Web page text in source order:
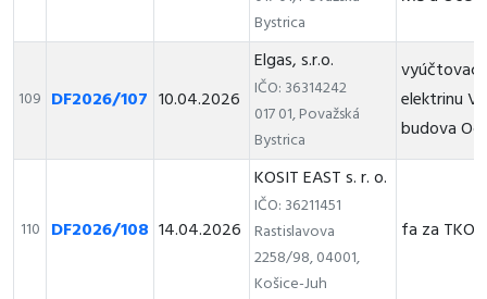
Bystrica
109 DF2026/107 10.04.2026
Elgas, s.r.o.
IČO: 36314242
017 01, Považská
Bystrica
elektrinu
budova
110 DF2026/108 14.04.2026
KOSIT EAST s. r. o.
IČO: 36211451
Rastislavova
2258/98, 04001,
Košice-Juh
fa za TKO